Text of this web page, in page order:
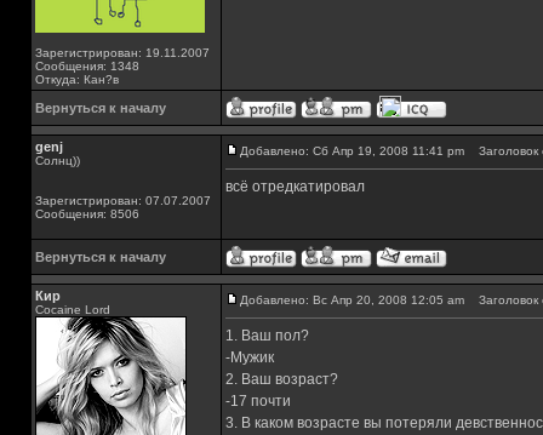
Зарегистрирован: 19.11.2007
Сообщения: 1348
Откуда: Кан?в
Вернуться к началу
genj
Солнц))
Зарегистрирован: 07.07.2007
Сообщения: 8506
Добавлено: Сб Апр 19, 2008 11:41 pm Заголовок
всё отредкатировал
Вернуться к началу
Кир
Cocaine Lord
Добавлено: Вс Апр 20, 2008 12:05 am Заголовок
1. Ваш пол?
-Мужик
2. Ваш возраст?
-17 почти
3. В каком возрасте вы потеряли